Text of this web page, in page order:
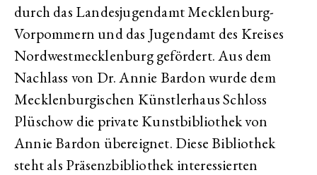
durch das Landesjugendamt Mecklenburg-
Vorpommern und das Jugendamt des Kreises
Nordwestmecklenburg gefördert. Aus dem
Nachlass von Dr. Annie Bardon wurde dem
Mecklenburgischen Künstlerhaus Schloss
Plüschow die private Kunstbibliothek von
Annie Bardon übereignet. Diese Bibliothek
steht als Präsenzbibliothek interessierten